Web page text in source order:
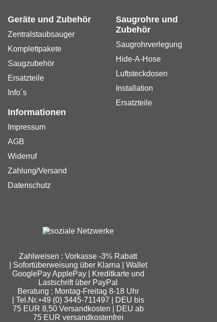
Geräte und Zubehör
Zentralstaubsauger
Komplettpakete
Saugzubehör
Ersatzteile
Info´s
Saugrohre und
Zubehör
Saugrohrverlegung
Hide-A-Hose
Luftsteckdosen
Installation
Ersatzteile
Informationen
Impressum
AGB
Widerruf
Zahlung/Versand
Datenschutz
Zahlweisen : Vorkasse -3% Rabatt
| Sofortüberweisung über Klarna | Wallet
GooglePay ApplePay | Kreditkarte und
Lastschrift über PayPal
Beratung : Montag-Freitag 8-18 Uhr
| Tel.Nr.+49 (0) 3445-711497 | DEU bis
75 EUR 8,50 Versandkosten | DEU ab
75 EUR versandkostenfrei